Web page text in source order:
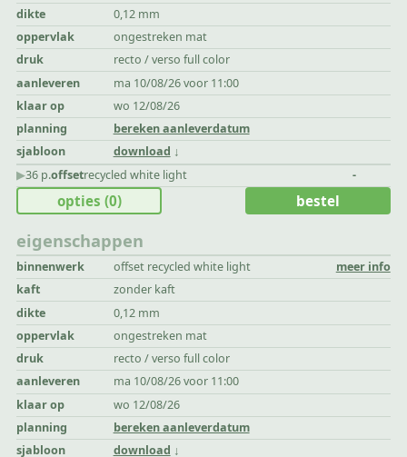
dikte
0,12 mm
oppervlak
ongestreken mat
druk
recto / verso full color
aanleveren
ma 10/08/26 voor 11:00
klaar op
wo 12/08/26
planning
bereken aanleverdatum
sjabloon
download
▶︎36 p.offsetrecycled white light -
eigenschappen
binnenwerk offset recycled white light
meer info
kaft
zonder kaft
dikte
0,12 mm
oppervlak
ongestreken mat
druk
recto / verso full color
aanleveren
ma 10/08/26 voor 11:00
klaar op
wo 12/08/26
planning
bereken aanleverdatum
sjabloon
download
opties (0) bestel